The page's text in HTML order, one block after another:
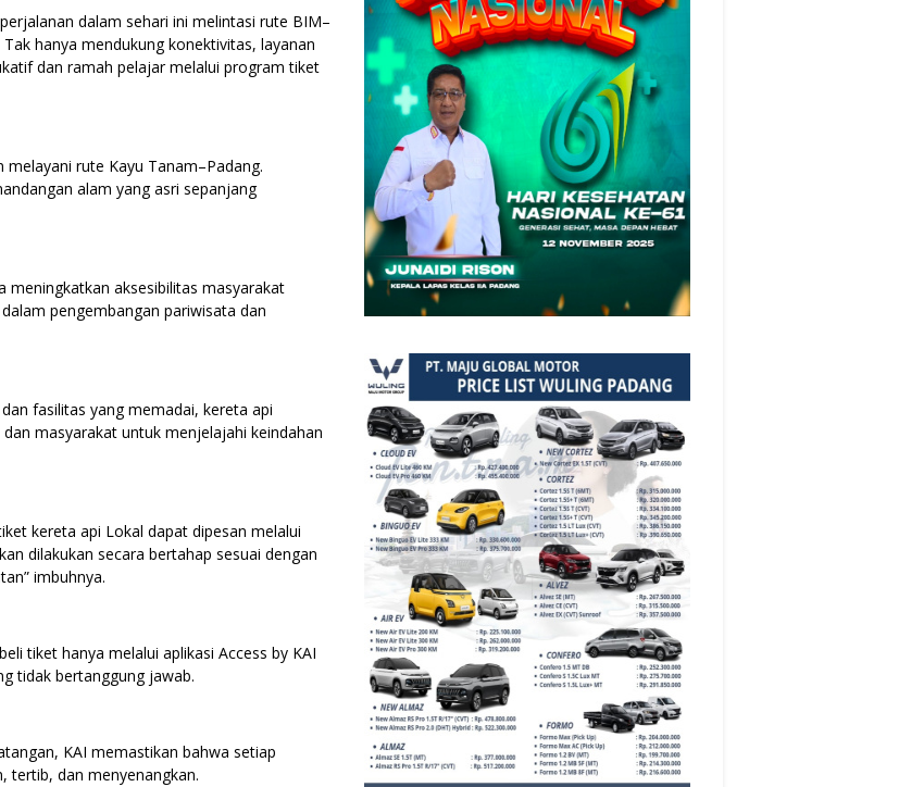
dalam sehari ini melintasi rute BIM–
hanya mendukung konektivitas, layanan
dan ramah pelajar melalui program tiket
rute Kayu Tanam–Padang.
alam yang asri sepanjang
meningkatkan aksesibilitas masyarakat
pengembangan pariwisata dan
fasilitas yang memadai, kereta api
masyarakat untuk menjelajahi keindahan
kereta api Lokal dapat dipesan melalui
dilakukan secara bertahap sesuai dengan
imbuhnya.
tiket hanya melalui aplikasi Access by KAI
tidak bertanggung jawab.
KAI memastikan bahwa setiap
tertib, dan menyenangkan.